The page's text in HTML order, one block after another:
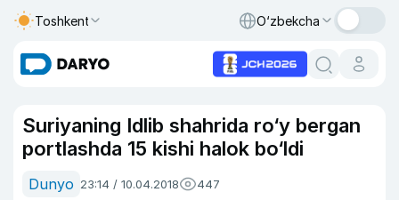
Toshkent O‘zbekcha
Suriyaning Idlib shahrida ro‘y bergan
portlashda 15 kishi halok bo‘ldi
Dunyo 23:14 / 10.04.2018 447